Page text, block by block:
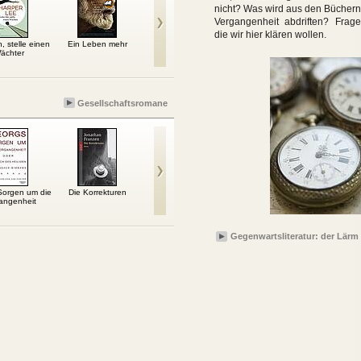
stelle einen
Ein Leben mehr
Gesellschaftsromane
um die
Die Korrekturen Gott, hilf dem Kind
nicht? Was wird aus den
Vergangenheit abdriften?
die wir hier klären wollen.
Gegenwartsliteratur: der Lärm